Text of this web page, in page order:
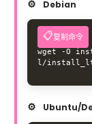
Debian
复制命令
wget -O
l/
Ubuntu/